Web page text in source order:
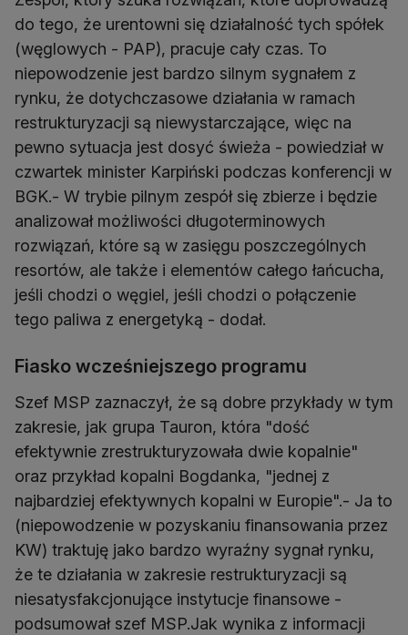
do tego, że urentowni się działalność tych spółek
(węglowych - PAP), pracuje cały czas. To
niepowodzenie jest bardzo silnym sygnałem z
rynku, że dotychczasowe działania w ramach
restrukturyzacji są niewystarczające, więc na
pewno sytuacja jest dosyć świeża - powiedział w
czwartek minister Karpiński podczas konferencji w
BGK.- W trybie pilnym zespół się zbierze i będzie
analizował możliwości długoterminowych
rozwiązań, które są w zasięgu poszczególnych
resortów, ale także i elementów całego łańcucha,
jeśli chodzi o węgiel, jeśli chodzi o połączenie
tego paliwa z energetyką - dodał.
Fiasko wcześniejszego programu
Szef MSP zaznaczył, że są dobre przykłady w tym
zakresie, jak grupa Tauron, która "dość
efektywnie zrestrukturyzowała dwie kopalnie"
oraz przykład kopalni Bogdanka, "jednej z
najbardziej efektywnych kopalni w Europie".- Ja to
(niepowodzenie w pozyskaniu finansowania przez
KW) traktuję jako bardzo wyraźny sygnał rynku,
że te działania w zakresie restrukturyzacji są
niesatysfakcjonujące instytucje finansowe -
podsumował szef MSP.Jak wynika z informacji